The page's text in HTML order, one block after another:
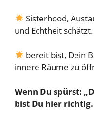
Sisterhood,
und Echtheit schätzt.
bereit bist, Dein
innere Räume zu
Wenn Du spürst:
bist Du hier richtig.